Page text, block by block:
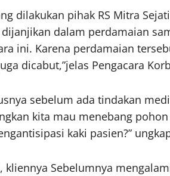
dilakukan pihak RS Mitra
dalam perdamaian
ini. Karena perdamaian
dicabut,”jelas Pengacara
sebelum ada tindakan
kita mau menebang
kaki pasien?”
kliennya Sebelumnya